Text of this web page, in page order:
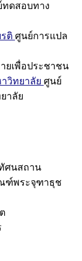
ทดสอบทาง
ติ ศูนย์การแปล
ยเพื่อประชาชน
วิทยาลัย ศูนย์
าลัย
นสถาน
ฑ์พระจุฑาธุช